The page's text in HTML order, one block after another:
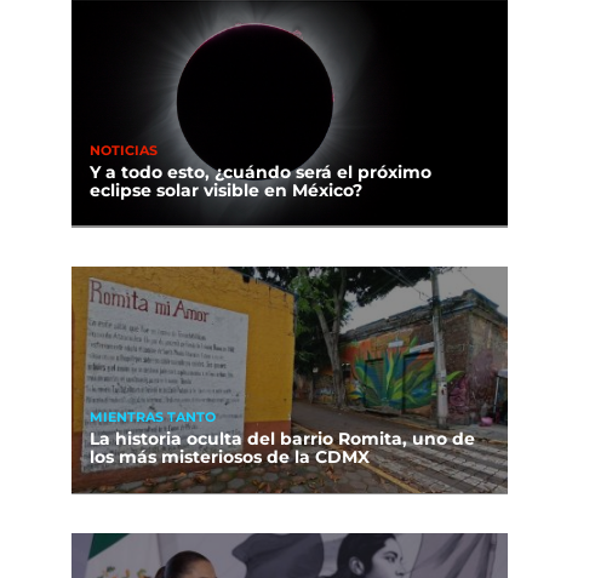
NOTICIAS
Y a todo esto, ¿cuándo será el próximo
eclipse solar visible en México?
MIENTRAS TANTO
La historia oculta del barrio Romita, uno de
los más misteriosos de la CDMX